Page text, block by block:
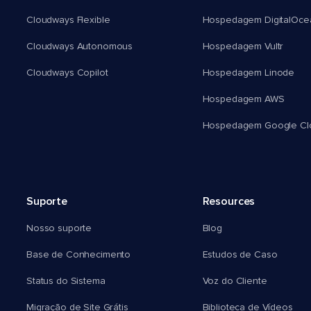
Cloudways Flexible
Cloudways Autonomous
Cloudways Copilot
Hospedagem
Hospedagem Vultr
Hospedagem Linode
Hospedagem AWS
Hospedagem Google
Suporte
Nosso suporte
Base de Conhecimento
Status do Sistema
Migração de Site Grátis
Resources
Blog
Estudos de Caso
Voz do Cliente
Biblioteca de Vídeos